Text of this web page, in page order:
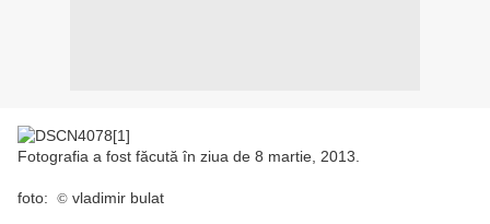
Fotografia a fost făcută în ziua de 8 martie, 2013.
foto: © vladimir bulat